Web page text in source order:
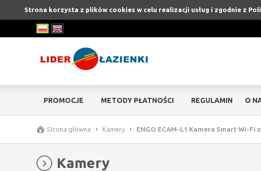
Strona korzysta z plików cookies w celu realizacji usług i zgodnie z
PROMOCJE METODY PŁATNOŚCI REGULAMIN O
Strona główna › Kamery › ENGO ECAM-L1 Kamera Smart Wi-Fi
Kamery